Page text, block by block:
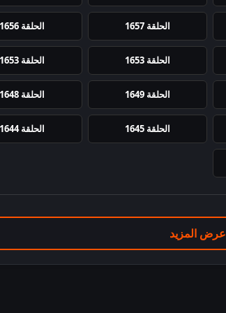
الحلقة 1657 الحلقة 1656
الحلقة 1653 الحلقة 1653
الحلقة 1649 الحلقة 1648
الحلقة 1645 الحلقة 1644
عرض المزيد